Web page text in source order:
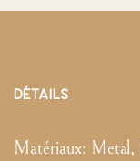
DÉTAILS
Matériaux: Metal,